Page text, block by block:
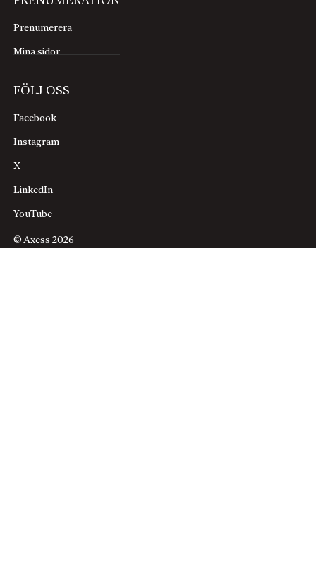
Prenumerera
Mina sidor
FÖLJ OSS
Facebook
Instagram
X
LinkedIn
YouTube
© Axess 2026